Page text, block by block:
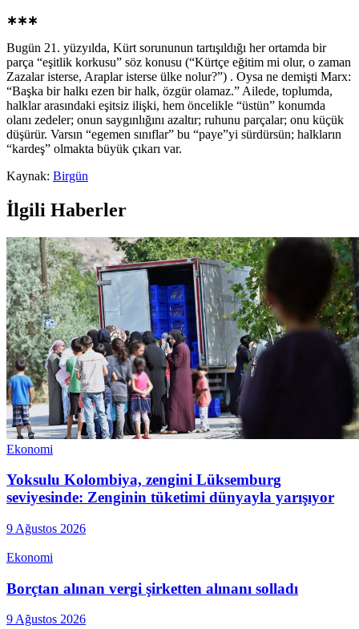
∗∗∗
Bugün 21. yüzyılda, Kürt sorununun tartışıldığı her ortamda bir
parça “eşitlik korkusu” söz konusu (“Kürtçe eğitim mi olur, o zaman
Zazalar isterse, Araplar isterse ülke nolur?”) . Oysa ne demişti Marx:
“Başka bir halkı ezen bir halk, özgür olamaz.” Ailede, toplumda,
halklar arasındaki eşitsiz ilişki, hem öncelikle “üstün” konumda
olanı zedeler; onun saygınlığını azaltır; ruhunu parçalar; onu küçük
düşürür. Varsın “egemen sınıflar” bu “paye”yi sürdürsün; halkların
“kardeş” olmakta büyük çıkarı var.
Kaynak: Birgün
İlgili Haberler
Ekonomi
Yoksulu Kolombiya, zengini Lüksemburg
seviyesinde: Zenginin tüketimi dünyayla yarışıyor
9 Ağustos 2026
Ekonomi
Borçtan alınan vergi şirketten alınanı solladı
9 Ağustos 2026